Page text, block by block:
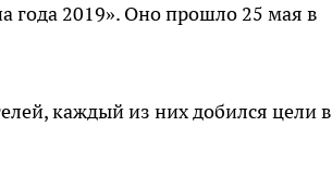
года 2019». Оно прошло 25 мая в
каждый из них добился цели в